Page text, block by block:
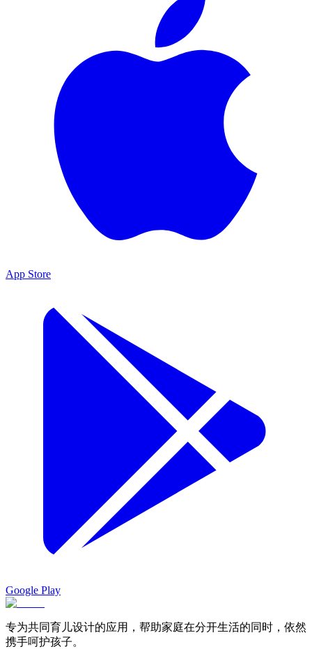
App Store
Google Play
专为共同育儿设计的应用，帮助家庭在分开生活的同时，依然
携手呵护孩子。